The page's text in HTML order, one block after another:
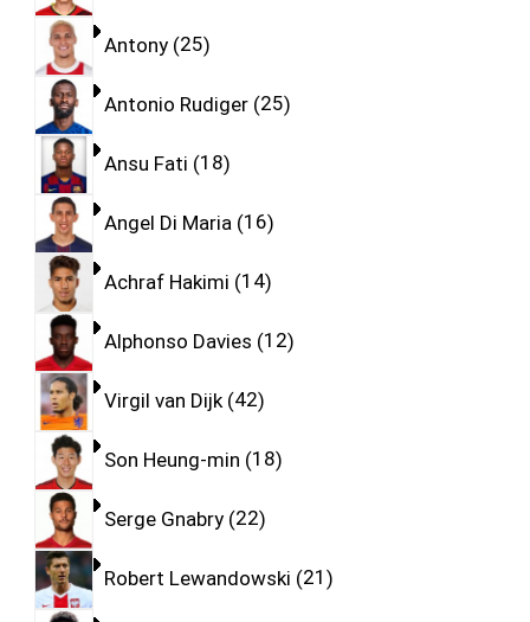
Antony 25
Antonio Rudiger 25
Ansu Fati 18
Angel Di Maria 16
Achraf Hakimi 14
Alphonso Davies 12
Virgil van Dijk 42
Son Heung-min 18
Serge Gnabry 22
Robert Lewandowski 21